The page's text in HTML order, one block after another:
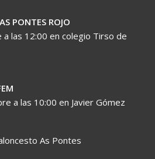
PONTES ROJO
las 12:00 en colegio Tirso de
a las 10:00 en Javier Gómez
As Pontes